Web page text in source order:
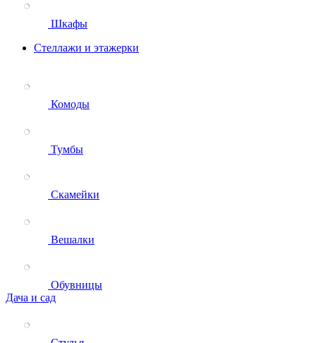
Шкафы
Стеллажи и этажерки
Комоды
Тумбы
Скамейки
Вешалки
Обувницы
Дача и сад